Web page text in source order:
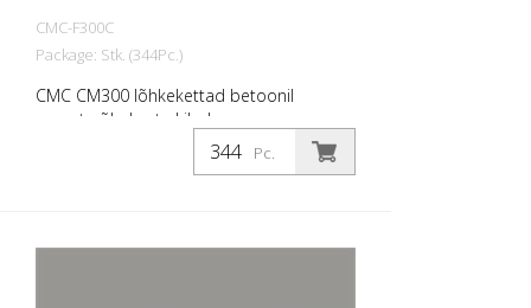
CMC-F300C
Package: Stk. (344Pc.)
CMC CM300 lõhkekettad betoonil
asuvate õhukeste kilede
demarkatsiooniks. 344 tükki täieliku
asenduskomplekti jaoks. Ilma
Pc.